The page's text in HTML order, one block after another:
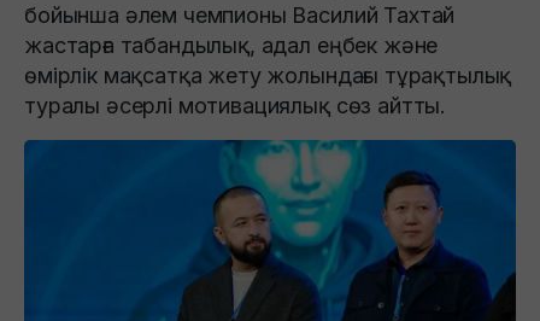
бойынша әлем чемпионы Василий Тахтай
жастарға табандылық, адал еңбек және
өмірлік мақсатқа жету жолындағы тұрақтылық
туралы әсерлі мотивациялық сөз айтты.